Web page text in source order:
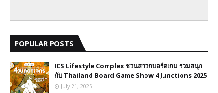
POPULAR POSTS
ICS Lifestyle Complex ชวนสาวกบอร์ดเกม ร่วมสนุก
กับ Thailand Board Game Show 4 Junctions 2025
July 21, 2025